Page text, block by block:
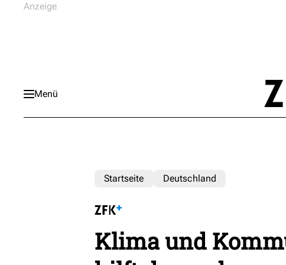
Menü
Startseite Deutschland
Klima und